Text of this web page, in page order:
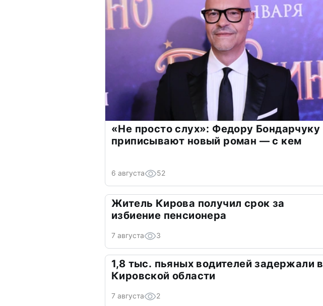
«Не просто слух»: Федору Бондарчуку
приписывают новый роман — с кем
6 августа 52
Житель Кирова получил срок за
избиение пенсионера
7 августа 3
1,8 тыс. пьяных водителей задержали в
Кировской области
7 августа 2